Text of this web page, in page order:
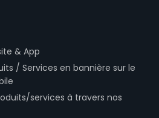
& App
/ Services en bannière sur le
services à travers nos